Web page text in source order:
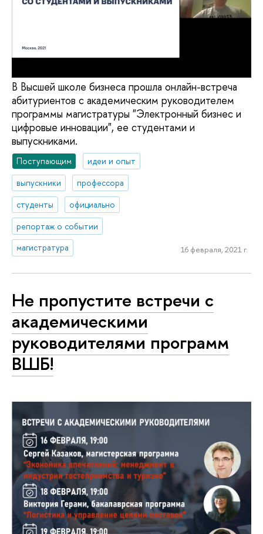
В Высшей школе бизнеса прошла онлайн-встреча
абитуриентов с академическим руководителем
программы магистратуры "Электронный бизнес и
цифровые инновации", ее студентами и
выпускниками.
Поступающим
идеи и опыт
выпускники
профессора
студенты
официально
репортаж о событии
магистратура
16 февраля, 2021 г.
Не пропустите встречи с
академическими
руководителями программ
ВШБ!